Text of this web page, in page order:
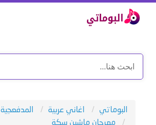
البوماتي اغاني عربية المدفعجية
مهرجان ماشين سكة